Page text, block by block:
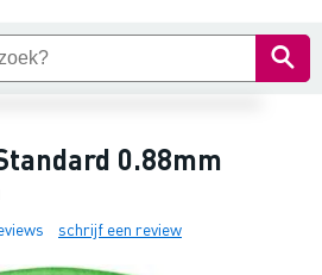
0.88mm
schrijf een review